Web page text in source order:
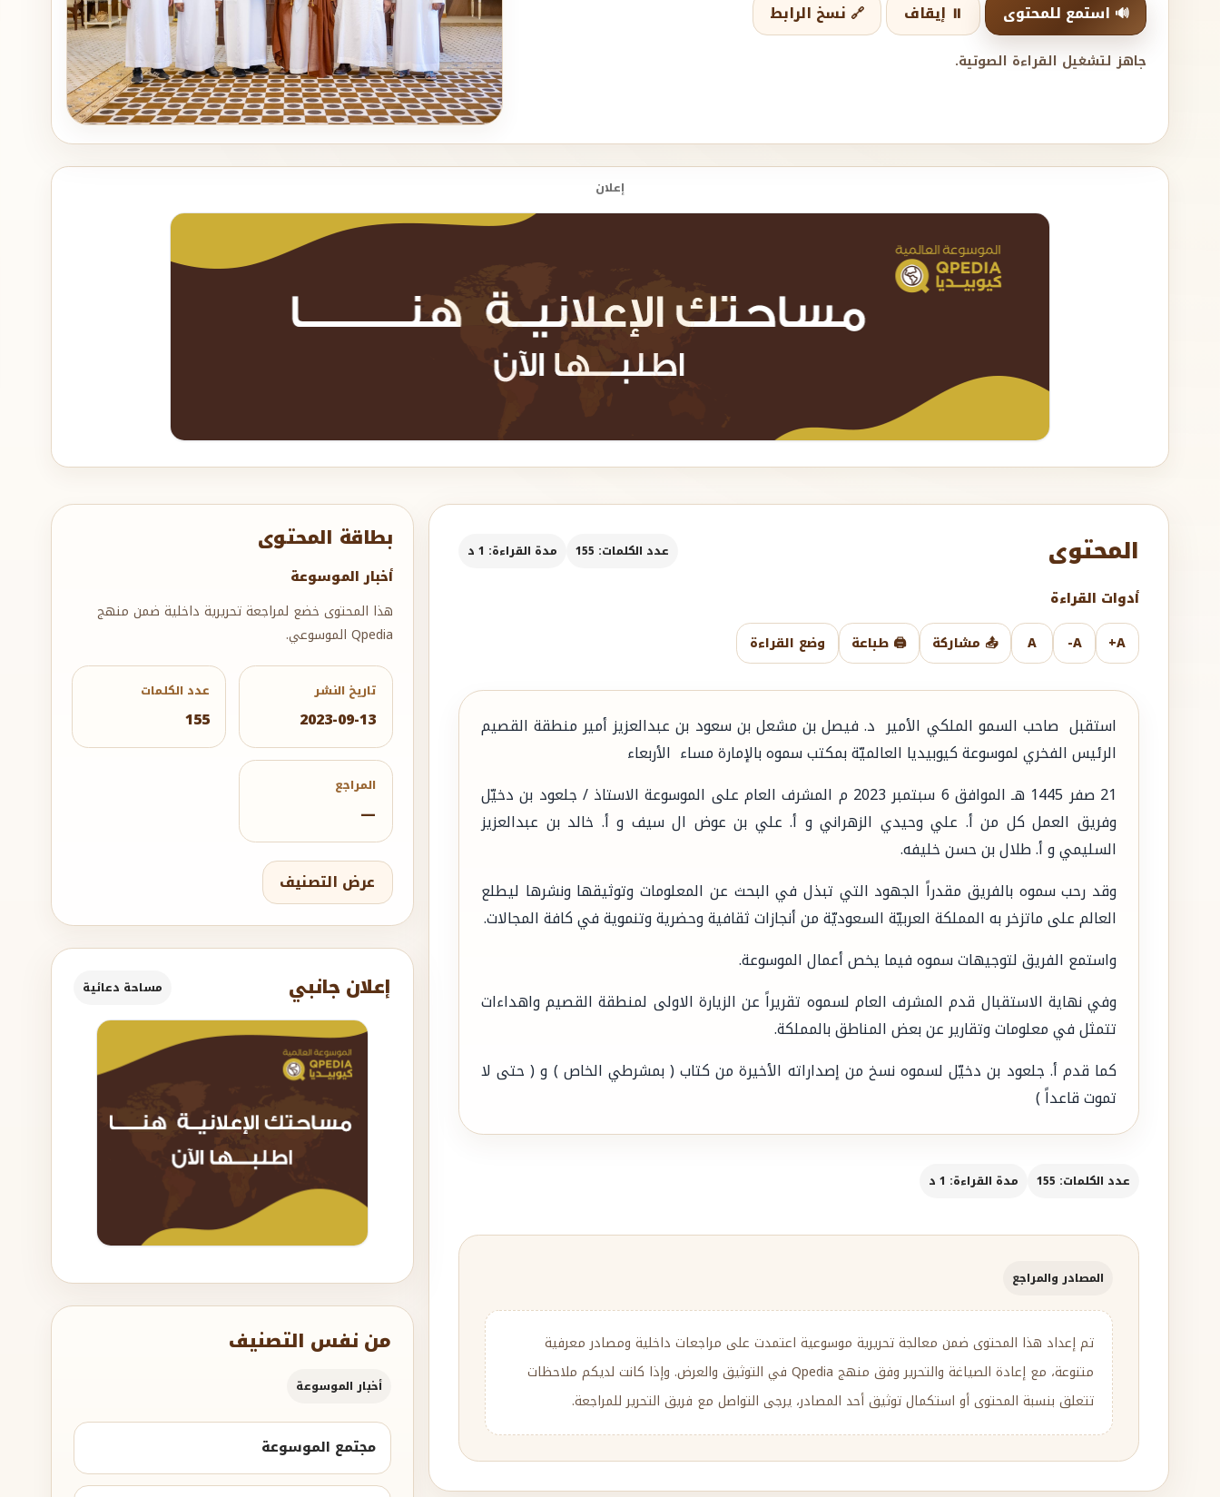
🔊 استمع للمحتوى ⏸️ إيقاف 🔗 نسخ الرابط
جاهز لتشغيل القراءة الصوتية.
إعلان
بطاقة المحتوى
أخبار الموسوعة
هذا المحتوى خضع لمراجعة تحريرية داخلية ضمن منهج
Qpedia الموسوعي.
تاريخ النشر
2023-09-13
عدد الكلمات
155
المراجع
—
عرض التصنيف
إعلان جانبي مساحة دعائية
من نفس التصنيف
أخبار الموسوعة
مجتمع الموسوعة
المحتوى عدد الكلمات: 155 مدة القراءة: 1 د
أدوات القراءة
A+
A-
A 📤 مشاركة 🖨️ طباعة وضع القراءة
استقبل صاحب السمو الملكي الأمير د. فيصل بن مشعل بن سعود بن عبدالعزيز أمير منطقة القصيم
الرئيس الفخري لموسوعة كيوبيديا العالميّة بمكتب سموه بالإمارة مساء الأربعاء
‏21 صفر 1445 هـ الموافق 6 سبتمبر 2023 م المشرف العام على الموسوعة الاستاذ / جلعود بن دخيّل
وفريق العمل كل من أ. علي وحيدي الزهراني و أ. علي بن عوض ال سيف و أ. خالد بن عبدالعزيز
السليمي و أ. طلال بن حسن خليفه.
‏وقد رحب سموه بالفريق مقدراً الجهود التي تبذل في البحث عن المعلومات وتوثيقها ونشرها ليطلع
العالم على ماتزخر به المملكة العربيّة السعوديّة من أنجازات ثقافية وحضرية وتنموية في كافة المجالات.
‏واستمع الفريق لتوجيهات سموه فيما يخص أعمال الموسوعة.
‏وفي نهاية الاستقبال قدم المشرف العام لسموه تقريراً عن الزيارة الاولى لمنطقة القصيم واهداءات
تتمثل في معلومات وتقارير عن بعض المناطق بالمملكة.
‏كما قدم أ. جلعود بن دخيّل لسموه نسخ من إصداراته الأخيرة من كتاب ( بمشرطي الخاص ) و ( حتى لا
تموت قاعداً )
عدد الكلمات: 155 مدة القراءة: 1 د
المصادر والمراجع
تم إعداد هذا المحتوى ضمن معالجة تحريرية موسوعية اعتمدت على مراجعات داخلية ومصادر معرفية
متنوعة، مع إعادة الصياغة والتحرير وفق منهج Qpedia في التوثيق والعرض. وإذا كانت لديكم ملاحظات
تتعلق بنسبة المحتوى أو استكمال توثيق أحد المصادر، يرجى التواصل مع فريق التحرير للمراجعة.